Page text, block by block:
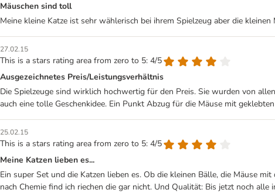
Mäuschen sind toll
Meine kleine Katze ist sehr wählerisch bei ihrem Spielzeug aber die
27.02.15
This is a stars rating area from zero to 5: 4/5
Ausgezeichnetes Preis/Leistungsverhältnis
Die Spielzeuge sind wirklich hochwertig für den Preis. Sie wurden von
auch eine tolle Geschenkidee. Ein Punkt Abzug für die Mäuse mit
25.02.15
This is a stars rating area from zero to 5: 4/5
Meine Katzen lieben es...
Ein super Set und die Katzen lieben es. Ob die kleinen Bälle, die Mäuse
nach Chemie find ich riechen die gar nicht. Und Qualität: Bis jetzt noch